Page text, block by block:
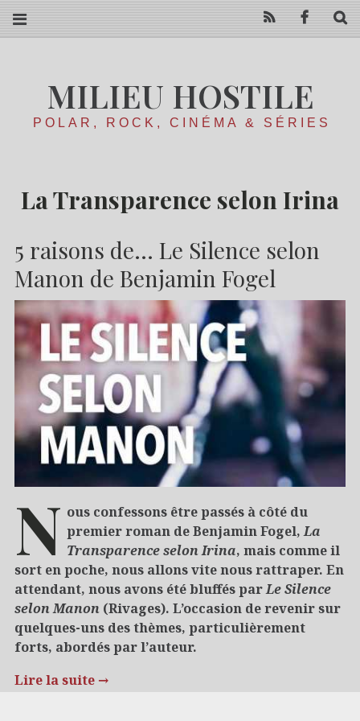
MILIEU HOSTILE
POLAR, ROCK, CINÉMA & SÉRIES
La Transparence selon Irina
5 raisons de… Le Silence selon
Manon de Benjamin Fogel
N ous confessons être passés à côté du
premier roman de Benjamin Fogel, La
Transparence selon Irina, mais comme il
sort en poche, nous allons vite nous rattraper. En
attendant, nous avons été bluffés par Le Silence
selon Manon (Rivages). L’occasion de revenir sur
quelques-uns des thèmes, particulièrement
forts, abordés par l’auteur.
Lire la suite →
RSS